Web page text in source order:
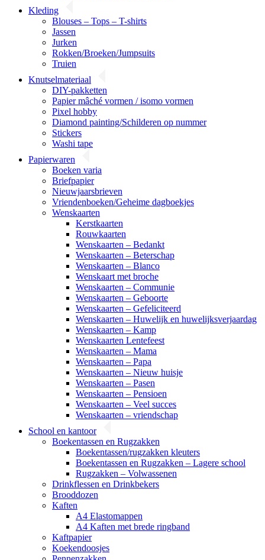
Kleding
Blouses – Tops – T-shirts
Jassen
Jurken
Rokken/Broeken/Jumpsuits
Truien
Knutselmateriaal
DIY-pakketten
Papier mâché vormen / isomo vormen
Pixel hobby
Diamond painting/Schilderen op nummer
Stickers
Washi tape
Papierwaren
Boeken varia
Briefpapier
Nieuwjaarsbrieven
Vriendenboeken/Geheime dagboekjes
Wenskaarten
Kerstkaarten
Rouwkaarten
Wenskaarten – Bedankt
Wenskaarten – Beterschap
Wenskaarten – Blanco
Wenskaart met broche
Wenskaarten – Communie
Wenskaarten – Geboorte
Wenskaarten – Gefeliciteerd
Wenskaarten – Huwelijk en huwelijksverjaardag
Wenskaarten – Kamp
Wenskaarten Lentefeest
Wenskaarten – Mama
Wenskaarten – Papa
Wenskaarten – Nieuw huisje
Wenskaarten – Pasen
Wenskaarten – Pensioen
Wenskaarten – Veel succes
Wenskaarten – vriendschap
School en kantoor
Boekentassen en Rugzakken
Boekentassen/rugzakken kleuters
Boekentassen en Rugzakken – Lagere school
Rugzakken – Volwassenen
Drinkflessen en Drinkbekers
Brooddozen
Kaften
A4 Elastomappen
A4 Kaften met brede ringband
Kaftpapier
Koekendoosjes